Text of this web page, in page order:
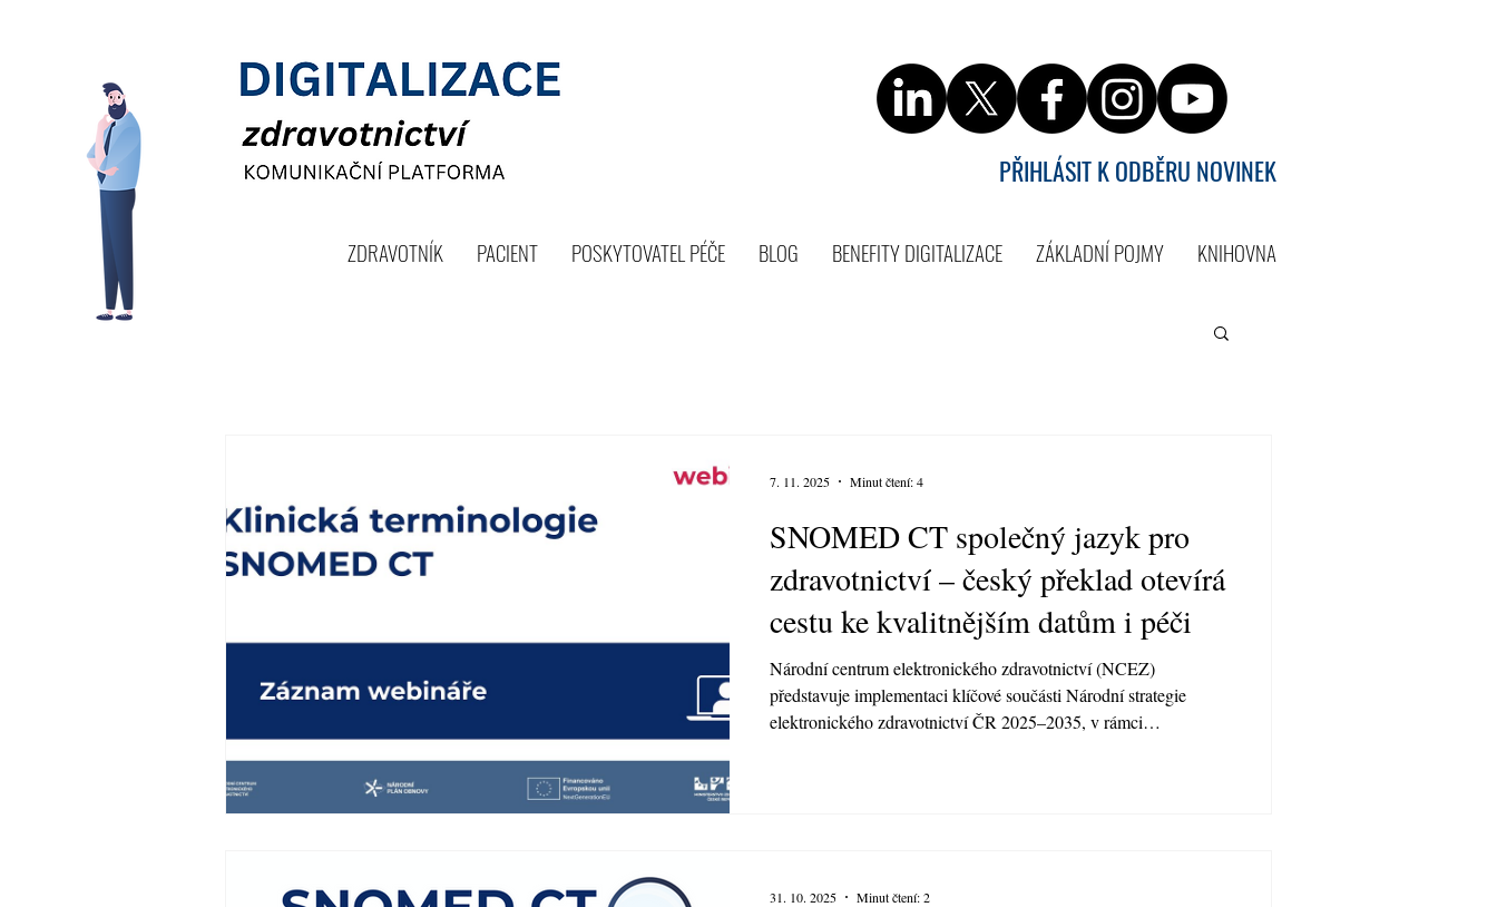
PŘIHLÁSIT K ODBĚRU NOVINEK
ZDRAVOTNÍK PACIENT POSKYTOVATEL PÉČE BLOG BENEFITY DIGITALIZACE ZÁKLADNÍ POJMY KNIHOVNA
SNOMED CT společný jazyk pro
zdravotnictví – český překlad otevírá
cestu ke kvalitnějším datům i péči
Národní centrum elektronického zdravotnictví (NCEZ)
představuje implementaci klíčové součásti Národní strategie
elektronického zdravotnictví ČR 2025–2035, v rámci
7. 11. 2025 Minut čtení: 4
31. 10. 2025 Minut čtení: 2